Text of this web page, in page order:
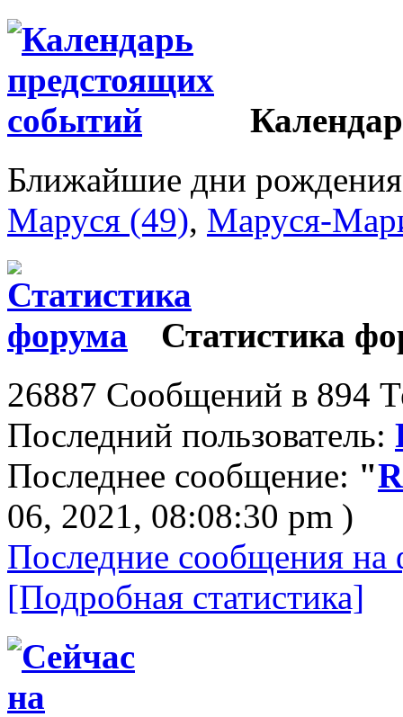
Ближайшие дни
Маруся (49), Маруся-
Статистика
26887 Сообщений в 894
Последний пользователь:
Последнее сообщение: "
06, 2021, 08:08:30 pm )
Последние сообщения на
[Подробная статистика]